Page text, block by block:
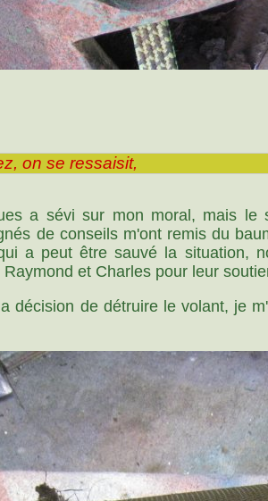
on se ressaisit,
a sévi sur mon moral, mais
de conseils m'ont remis du
a peut être sauvé la situation,
et Charles pour leur
décision de détruire le volant, je